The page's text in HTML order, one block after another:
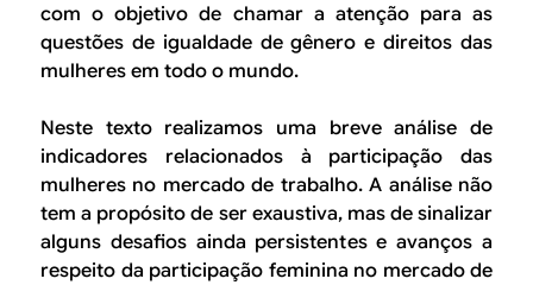
com o objetivo de chamar a atenção para as
questões de igualdade de gênero e direitos das
mulheres em todo o mundo.
Neste texto realizamos uma breve análise de
indicadores relacionados à participação das
mulheres no mercado de trabalho. A análise não
tem a propósito de ser exaustiva, mas de sinalizar
alguns desafios ainda persistentes e avanços a
respeito da participação feminina no mercado de